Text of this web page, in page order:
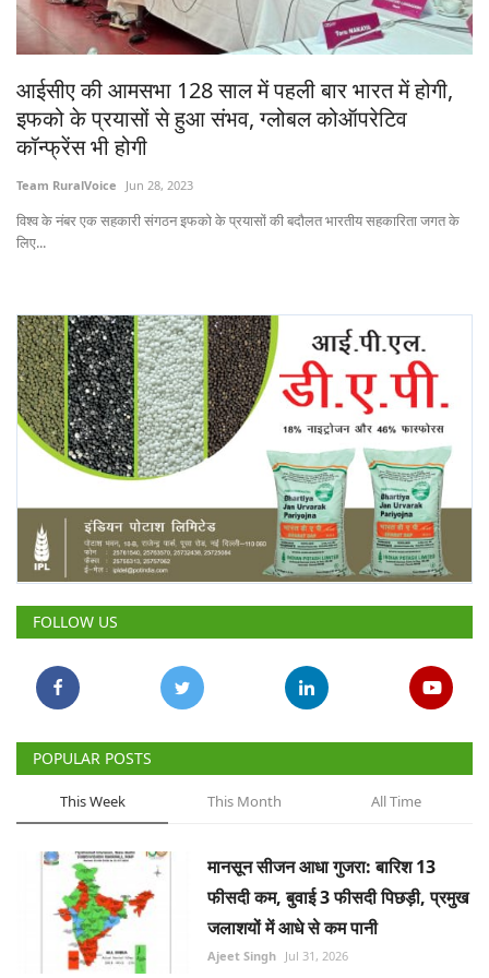
Gallery
National
Latest News
Agriculture Conclave and NACOF
Awards 2022
Language
English Hindi
आईसीए की आमसभा 128 साल में पहली बार भारत में होगी,
इफको के प्रयासों से हुआ संभव, ग्लोबल कोऑपरेटिव
कॉन्फ्रेंस भी होगी
Team RuralVoice Jun 28, 2023
विश्व के नंबर एक सहकारी संगठन इफको के प्रयासों की बदौलत भारतीय सहकारिता जगत के
लिए...
FOLLOW US
POPULAR POSTS
This Week This Month All Time
मानसून सीजन आधा गुजरा: बारिश 13
फीसदी कम, बुवाई 3 फीसदी पिछड़ी, प्रमुख
जलाशयों में आधे से कम पानी
Ajeet Singh Jul 31, 2026